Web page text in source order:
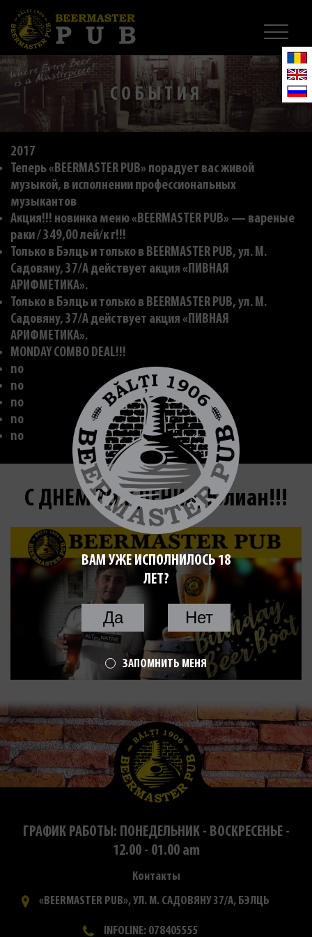
СОБЫТИЯ
2017
Теперь «BEERMASTER PUB» порадует вас живой
музыкой, в исполнении профессиональных
музыкантов
Акция!!! новинка меню «BEERMASTER PUB» — вареные
раки / 349,00 лей/к г!!!
Только в Бэлць и только в BEERMASTER PUB, ул. M.
Садовяну, 37/A действует акция «ПИВНАЯ
АРИФМЕТИКА».
Только в Бэлць и только в BEERMASTER PUB, ул. M.
Садовяну, 37/A действует акция «ПИВНАЯ
АРИФМЕТИКА».
MONDAY COMBO DEAL!!!
no
no
no
no
no
С ДНЕМ РОЖДЕНИЯ, Юлиан!!!
ГРАФИК РАБОТЫ: ПОНЕДЕЛЬНИК - ВОСКРЕСЕНЬЕ -
12.00 - 01.00 am
Контакты
«BEERMASTER PUB», УЛ. М. САДОВЯНУ 37/А, БЭЛЦЬ
INFOLINE: 078405555
ВАМ УЖЕ ИСПОЛНИЛОСЬ 18
ЛЕТ?
Да Нет
ЗАПОМНИТЬ МЕНЯ